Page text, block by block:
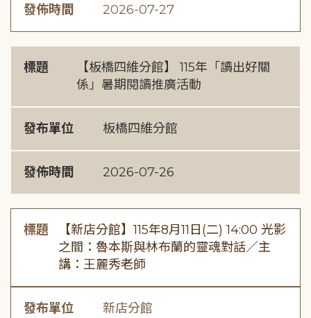
發佈時間 2026-07-27
標題
【板橋四維分館】 115年「讀出好關
係」暑期閱讀推廣活動
發布單位 板橋四維分館
發佈時間 2026-07-26
標題
【新店分館】115年8月11日(二) 14:00 光影
之間：魯本斯與林布蘭的靈魂對話／主
講：王麗秀老師
發布單位 新店分館